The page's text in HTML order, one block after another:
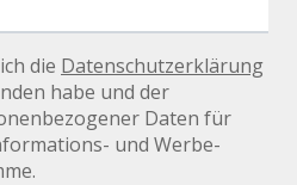
die Datenschutzerklärung
habe und der
Daten für
und Werbe-